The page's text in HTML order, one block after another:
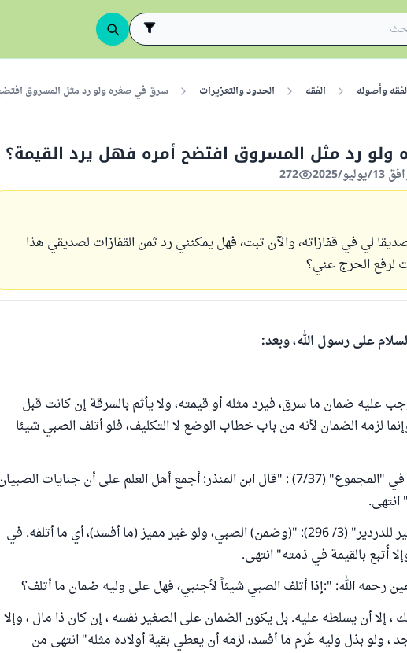
وأصوله الفقه الحدود والتعزيرات سرق في صغره ولو رد مثل المسروق
رد مثل المسروق افتضح أمره فهل يرد القيمة؟
272
لي في قفازاته، والآن تبت، فهل يمكنني رد ثمن القفازات لصديقي هذا
لرفع الحرج عني؟
على رسول الله، وبعد:
ضمان ما سرق، فيرد مثله أو قيمته، ولا يأثم بالسرقة إن كانت قبل
لزمه الضمان لأنه من باب خطاب الوضع لا التكليف، فلو أتلف الصبي شيئا
قال النووي رحمه الله في "المجموع" (7/37) : "قال ابن المنذر: أجمع أهل العلم على أن جنايات
انتهى.
وجاء في "الشرح الكبير للدردير" (3/ 296): "(وضمن) الصبي، ولو غير مميز (ما أفسد)، أي ما أتلفه. في
أُتبع بالقيمة في ذمته" انتهى.
رحمه الله: ":إذا أتلف الصبي شيئاً لأجنبي، فهل على وليه ضمان ما أتلف؟
إلا أن يسلطه عليه. بل يكون الضمان على الصغير نفسه ، إن كان ذا مال ، وإلا
ولو بذل وليه غُرم ما أفسد، لزمه أن يعطي بقية أولاده مثله" انتهى من